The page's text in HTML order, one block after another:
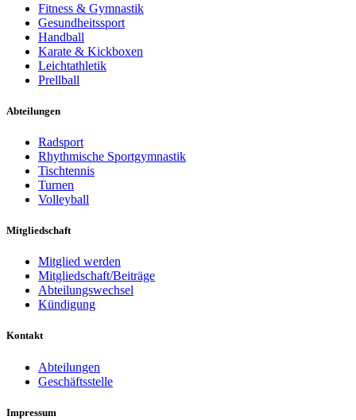
Fitness & Gymnastik
Gesundheitssport
Handball
Karate & Kickboxen
Leichtathletik
Prellball
Abteilungen
Radsport
Rhythmische Sportgymnastik
Tischtennis
Turnen
Volleyball
Mitgliedschaft
Mitglied werden
Mitgliedschaft/Beiträge
Abteilungswechsel
Kündigung
Kontakt
Abteilungen
Geschäftsstelle
Impressum